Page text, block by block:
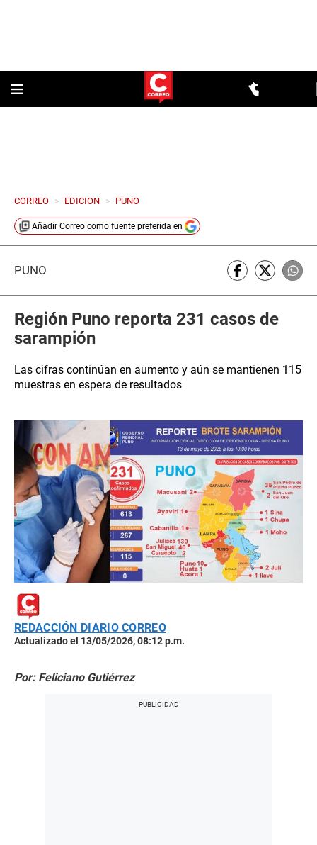
CORREO > EDICION > PUNO
Añadir Correo como fuente preferida en
PUNO
Región Puno reporta 231 casos de
sarampión
Las cifras continúan en aumento y aún se mantienen 115
muestras en espera de resultados
REDACCIÓN DIARIO CORREO
Actualizado el 13/05/2026, 08:12 p.m.
Por: Feliciano Gutiérrez